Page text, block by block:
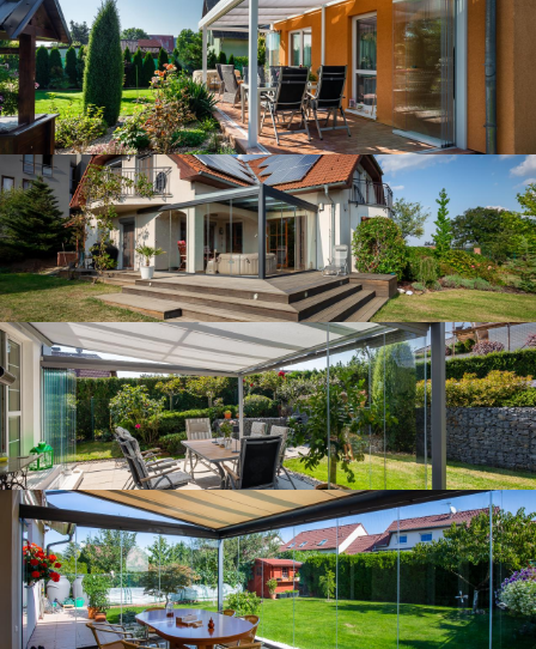
Zastřešená terasa - Buš
Zastřešená terasa se zastíněním
Zastřešená terasa se zastíněním